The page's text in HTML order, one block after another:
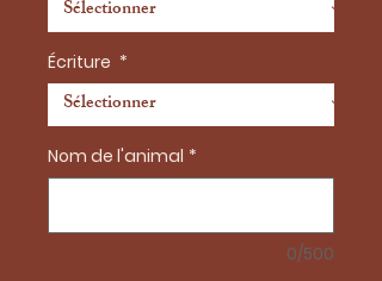
Écriture *
Nom de l'animal *
0/500